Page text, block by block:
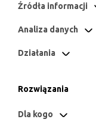
Źródła informacji
Analiza danych
Działania
Rozwiązania
Dla kogo